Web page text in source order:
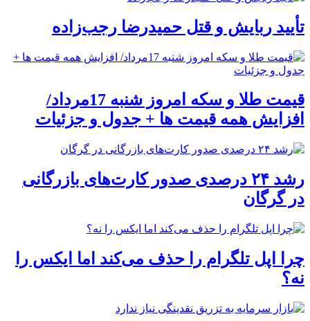
تأیید ربایش و قتل حمیدرضا رجب‌زاده
قیمت طلا و سکه امروز شنبه 17مرداد/
افزایش همه قیمت ها + جدول و جزئیات
رشد ۲۴ درصدی صدور کارت‌های بازرگانی
در گرگان
چرا اپل تلگرام را حذف می‌کند اما ایکس را
نه؟